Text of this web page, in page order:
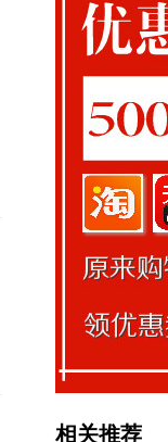
相关推荐